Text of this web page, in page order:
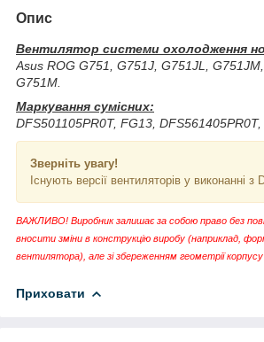
Опис
Вентилятор системи охолодження
Asus ROG G751, G751J, G751JL,
G751M.
Маркування сумісних:
DFS501105PR0T, FG13, DFS561405PR0T,
Зверніть увагу!
Існують версії вентиляторів у виконанні з
ВАЖЛИВО! Виробник залишає за собою право без
вносити зміни в конструкцію виробу (наприклад,
вентилятора), але зі збереженням геометрії
Приховати